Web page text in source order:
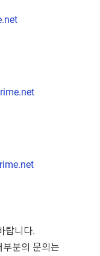
랍니다.
분의 문의는